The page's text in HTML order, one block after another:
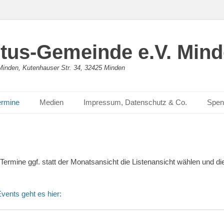
Gemeinde e.V.
Kutenhauser Str. 34, 32425 Minden
Medien Impressum, Datenschutz & Co.
ggf. statt der Monatsansicht die Listenansicht wählen und
geht es hier: